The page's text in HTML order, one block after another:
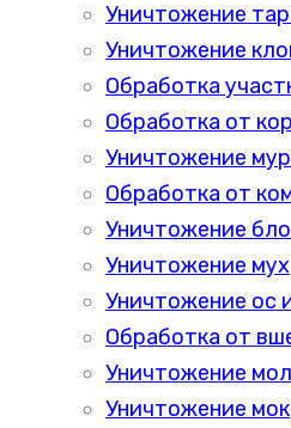
Уничтожение
Уничтожение
Обработка
Обработка от
Уничтожение
Обработка от
Уничтожение
Уничтожение мух
Уничтожение ос
Обработка от
Уничтожение
Уничтожение